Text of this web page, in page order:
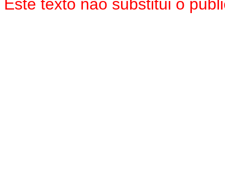
Este texto não substitui o